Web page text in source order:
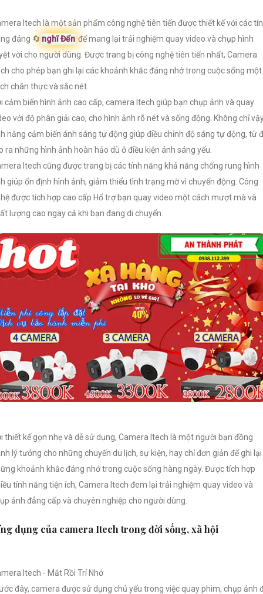
Itech là một sản phẩm công nghệ tiên tiến được thiết kế với các
đáng 🔄 nghĩ Đến để mang lại trải nghiệm quay video và chụp hình
vời cho người dùng. Được trang bị công nghệ tiên tiến nhất, Camera
cho phép bạn ghi lại các khoảnh khắc đáng nhớ trong cuộc sống một
chân thực và sắc nét.
cảm biến hình ảnh cao cấp, camera Itech giúp bạn chụp ảnh và quay
với độ phân giải cao, cho hình ảnh rõ nét và sống động. Không chỉ
năng cảm biến ánh sáng tự động giúp điều chỉnh độ sáng tự động, từ
ra những hình ảnh hoàn hảo dù ở điều kiện ánh sáng yếu.
Itech cũng được trang bị các tính năng khả năng chống rung hình
giúp ổn định hình ảnh, giảm thiểu tình trạng mờ vì chuyển động. Công
được tích hợp cao cấp Hổ trợ bạn quay video một cách mượt mà và
lượng cao ngay cả khi bạn đang di chuyển.
thiết kế gọn nhẹ và dễ sử dụng, Camera Itech là một người bạn đồng
lý tưởng cho những chuyến du lịch, sự kiện, hay chỉ đơn giản để ghi lại
khoảnh khắc đáng nhớ trong cuộc sống hàng ngày. Được tích hợp
tính năng tiện ích, Camera Itech đem lại trải nghiệm quay video và
ảnh đẳng cấp và chuyên nghiệp cho người dùng.
dụng của camera Itech trong đời sống, xã hội
Itech - Mắt Rồi Trí Nhớ
đây, camera được sử dụng chủ yếu trong việc quay phim, chụp ảnh